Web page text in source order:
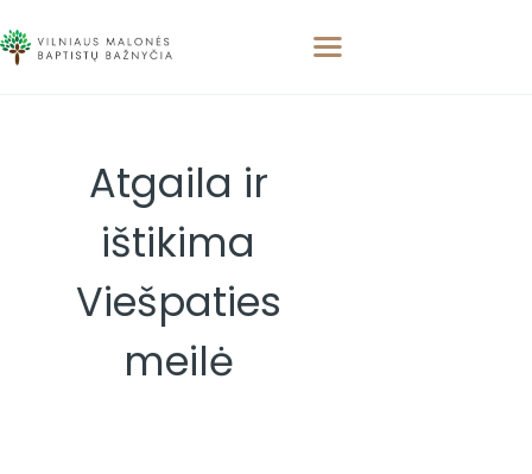
Atgaila ir
ištikima
Viešpaties
meilė
PAGRINDINIS
APIE MUS
APSILANKYKITE
RENGINIAI
KONTAKTAI